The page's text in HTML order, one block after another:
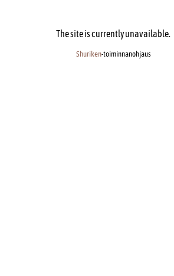
The site is currently unavailable.
Shuriken-toiminnanohjaus